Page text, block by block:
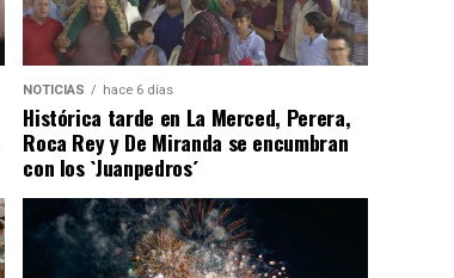
NOTICIAS hace 6 días
Histórica tarde en La Merced, Perera,
Roca Rey y De Miranda se encumbran
con los `Juanpedros´